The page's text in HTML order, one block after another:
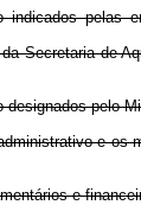
indicados pelas
Secretaria de
designados pelo
e
e